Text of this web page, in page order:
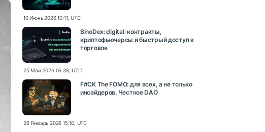
10 Июнь 2026 10:11, UTC
BinoDex: digital-контракты,
криптофьючерсы и быстрый доступ к
торговле
25 Май 2026 06:38, UTC
F#CK The FOMO: для всех, а не только
инсайдеров. Честное DAO
26 Январь 2026 15:10, UTC